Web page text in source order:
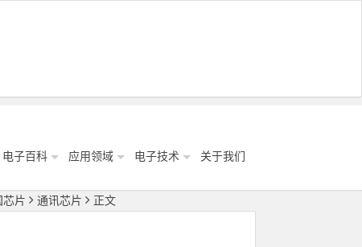
电子百科 应用领域 电子技术 关于我们
芯片 通讯芯片 正文